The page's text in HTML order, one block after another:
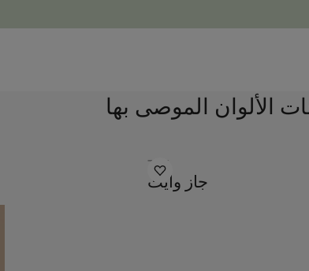
الألوان الموصى بها
7236
جاز وايت